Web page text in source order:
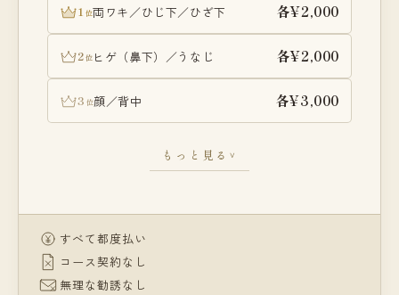
ヒゲあり・VIOなし ¥14,000
VIOあり・ヒゲなし ¥15,000
1 位両ワキ／ひじ下／ひざ下 各¥2,000
2位 ヒゲ（鼻下）／うなじ 各¥2,000
3 位顔／背中 各¥3,000
全身（VIO除く） ¥7,000
もっと見る ∨
すべて都度払い
コース契約なし
無理な勧誘なし